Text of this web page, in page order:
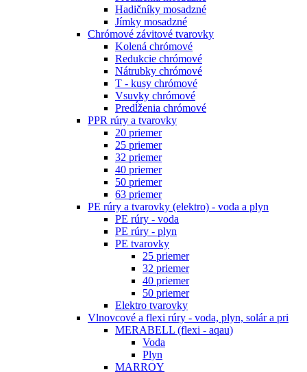
Hadičníky mosadzné
Jímky mosadzné
Chrómové závitové tvarovky
Kolená chrómové
Redukcie chrómové
Nátrubky chrómové
T - kusy chrómové
Vsuvky chrómové
Predĺženia chrómové
PPR rúry a tvarovky
20 priemer
25 priemer
32 priemer
40 priemer
50 priemer
63 priemer
PE rúry a tvarovky (elektro) - voda a plyn
PE rúry - voda
PE rúry - plyn
PE tvarovky
25 priemer
32 priemer
40 priemer
50 priemer
Elektro tvarovky
Vlnovcové a flexi rúry - voda, plyn, solár a pri
MERABELL (flexi - aqau)
Voda
Plyn
MARROY